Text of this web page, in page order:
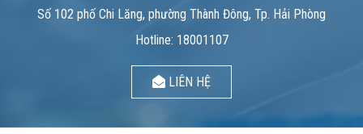
Số 102 phố Chi Lăng, phường Thành Đông, Tp. Hải Phòng
Hotline: 18001107
LIÊN HỆ